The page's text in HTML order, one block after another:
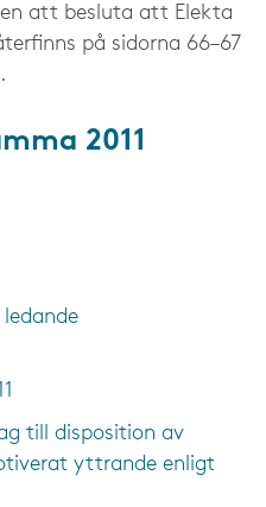
att besluta att Elekta
på sidorna 66–67
2011
till disposition av
yttrande enligt